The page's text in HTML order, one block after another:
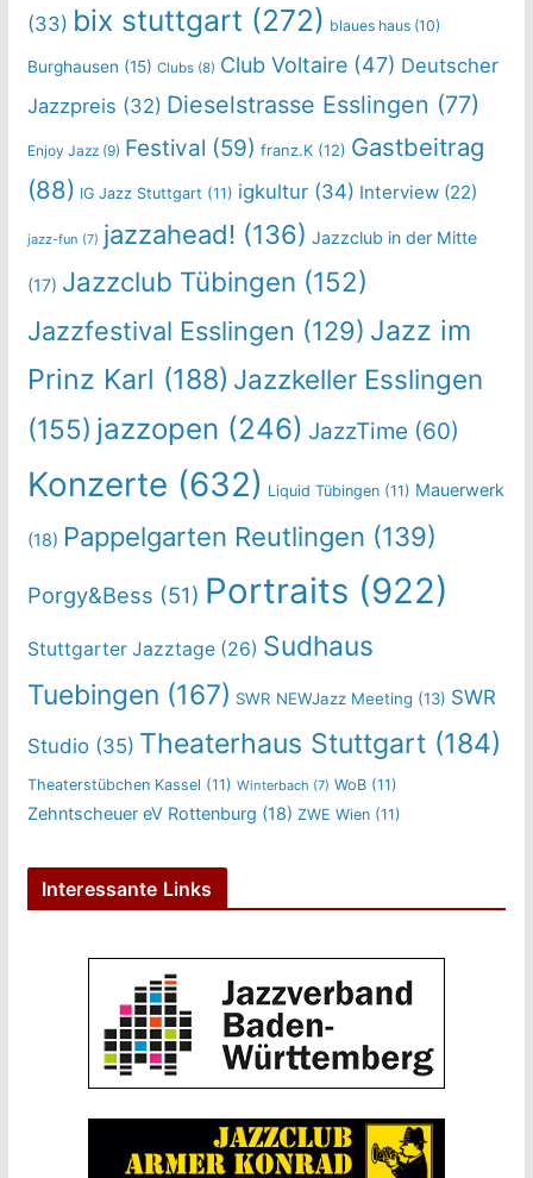
(33) bix stuttgart (272) blaues haus(10)
Burghausen (15) Clubs(8) Club Voltaire(47) Deutscher
Jazzpreis (32) Dieselstrasse Esslingen (77)
Enjoy Jazz(9) Festival (59) franz.K(12) Gastbeitrag
(88) IG Jazz Stuttgart (11) igkultur(34) Interview(22)
jazz-fun (7) jazzahead! (136) Jazzclub in der Mitte
(17) Jazzclub Tübingen (152)
Jazzfestival Esslingen (129) Jazz im
Prinz Karl (188) Jazzkeller Esslingen
(155) jazzopen (246) JazzTime (60)
Konzerte (632) Liquid Tübingen(11) Mauerwerk
(18) Pappelgarten Reutlingen (139)
Porgy&Bess (51) Portraits (922)
Stuttgarter Jazztage(26) Sudhaus
Tuebingen (167) SWR NEWJazz Meeting (13) SWR
Studio(35) Theaterhaus Stuttgart(184)
Theaterstübchen Kassel (11) Winterbach (7) WoB(11)
Zehntscheuer eV Rottenburg (18) ZWE Wien(11)
Interessante Links